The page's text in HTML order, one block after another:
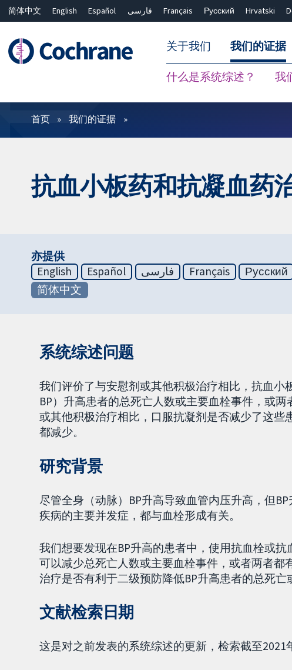
简体中文 English Español فارسی Français Русский Hrvatski
关于我们 我们的证据
什么是系统综述？ 我
过滤
首页 我们的证据
抗血小板药和抗凝血药
亦提供
English
Español فارسی Français Русский
简体中文
系统综述问题
我们评价了与安慰剂或其他积极治疗相比，抗血小
BP）升高患者的总死亡人数或主要血栓事件，或
或其他积极治疗相比，口服抗凝剂是否减少了这
都减少。
研究背景
尽管全身（动脉）BP升高导致血管内压升高，但
疾病的主要并发症，都与血栓形成有关。
我们想要发现在BP升高的患者中，使用抗血栓或
可以减少总死亡人数或主要血栓事件，或者两者都
治疗是否有利于二级预防降低BP升高患者的总死亡
文献检索日期
这是对之前发表的系统综述的更新，检索截至2021